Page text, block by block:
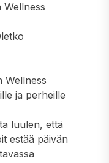
Wellness
ja perheille
luulen, että
estää päivän